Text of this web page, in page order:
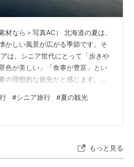
材なら＞写真AC） 北海道の夏は、
かしい風景が広がる季節です。そ
は、シニア世代にとって「歩きや
色が美しい」「食事が豊富」とい
の理想的な旅先だと感じます。港
と背中を押してくれる散策路。そ
に宿が多く、移動の負担が少ない
て大きな安心につながります。こ
適性を重視した宿泊施設5選・旅の
ト・最後に旅のまとめ…
#シニア旅行 #夏の観光
もっと見る